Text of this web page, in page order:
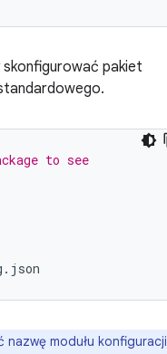
skonfigurować pakiet
to see
. json
nazwę modułu konfiguracji